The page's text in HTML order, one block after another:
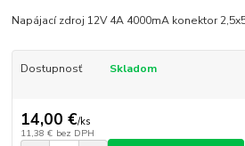
Napájací zdroj 12V 4A 4000mA konektor
Dostupnosť Skladom
14,00 €/ks
11,38 € bez DPH